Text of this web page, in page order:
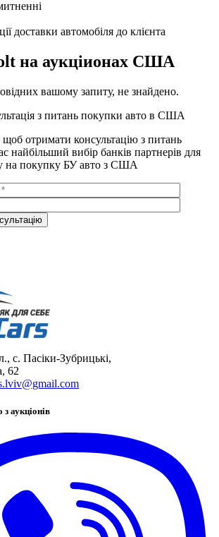
доставки автомобіля до клієнта
на аукціионах США
вашому запиту, не знайдено.
з питань покупки авто в США
отримати консультацію з питань
найбільший вибір банків партнерів для
на покупку БУ авто з США
с. Пасіки-Зубрицькі,
62
аукціонів